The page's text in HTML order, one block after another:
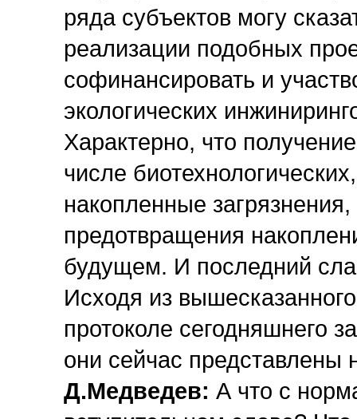
ряда субъектов могу
реализации подобных
софинансировать и
экологических
Характерно, что
числе
накопленные
предотвращения
будущем. И последний
Исходя из
протоколе сегодняшнего
они сейчас
Д.Медведев: А что с